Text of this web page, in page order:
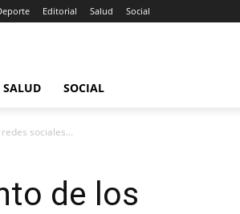
Editorial Salud Social
SALUD SOCIAL
sociales...
de los